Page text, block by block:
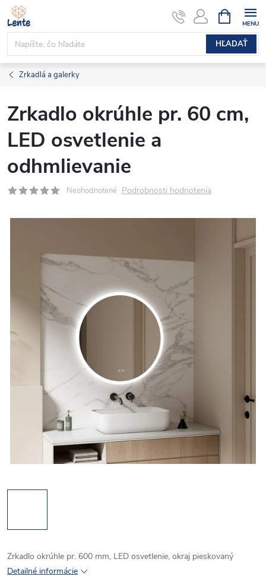
Prejsť
na
obsah
HĽADAŤ
KOŠÍK
Zrkadlá a galerky
Zrkadlo okrúhle pr. 60 cm,
LED osvetlenie a
odhmlievanie
Neohodnotené Podrobnosti hodnotenia
Zrkadlo okrúhle pr. 600 mm, LED osvetlenie, okraj pieskovaný
Detailné informácie